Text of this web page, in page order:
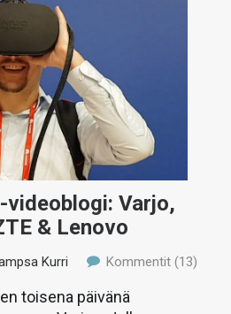
Varjo,
& Lenovo
Kurri Kommentit (13)
toisena päivänä